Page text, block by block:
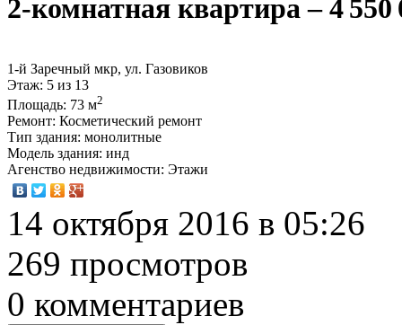
2-комнатная квартира‒ 4 550
1-й Заречный мкр, ул. Газовиков
Этаж: 5 из 13
Площадь: 73 м2
Ремонт: Косметический ремонт
Тип здания: монолитные
Модель здания: инд
Агенство недвижимости: Этажи
14 октября 2016 в 05:26
269 просмотров
0 комментариев